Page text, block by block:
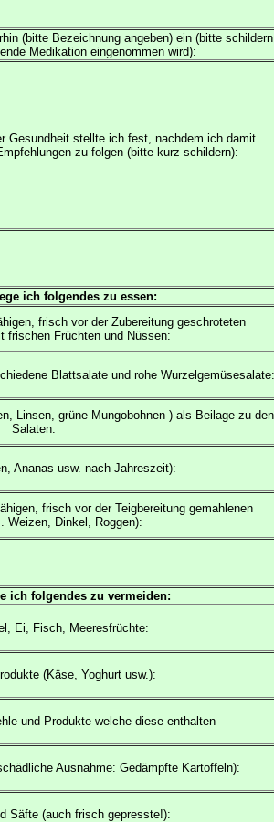
(bitte Bezeichnung angeben) ein (bitte schildern
Medikation eingenommen wird):
Gesundheit stellte ich fest, nachdem ich damit
zu folgen (bitte kurz schildern):
ich folgendes zu essen:
frisch vor der Zubereitung geschroteten
frischen Früchten und Nüssen:
Blattsalate und rohe Wurzelgemüsesalate:
Linsen, grüne Mungobohnen ) als Beilage zu den
Salaten:
Ananas usw. nach Jahreszeit):
frisch vor der Teigbereitung gemahlenen
Weizen, Dinkel, Roggen):
ich folgendes zu vermeiden:
Ei, Fisch, Meeresfrüchte:
(Käse, Yoghurt usw.):
und Produkte welche diese enthalten
Ausnahme: Gedämpfte Kartoffeln):
Säfte (auch frisch gepresste!):